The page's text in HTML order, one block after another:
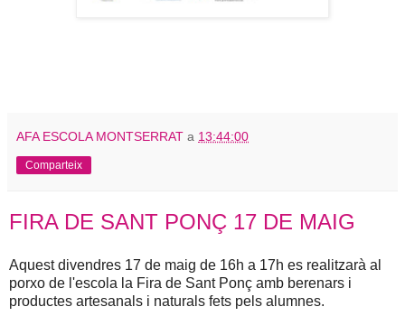
AFA ESCOLA MONTSERRAT a 13:44:00
Comparteix
FIRA DE SANT PONÇ 17 DE MAIG
Aquest divendres 17 de maig de 16h a 17h es realitzarà al
porxo de l'escola la Fira de Sant Ponç amb berenars i
productes artesanals i naturals fets pels alumnes.